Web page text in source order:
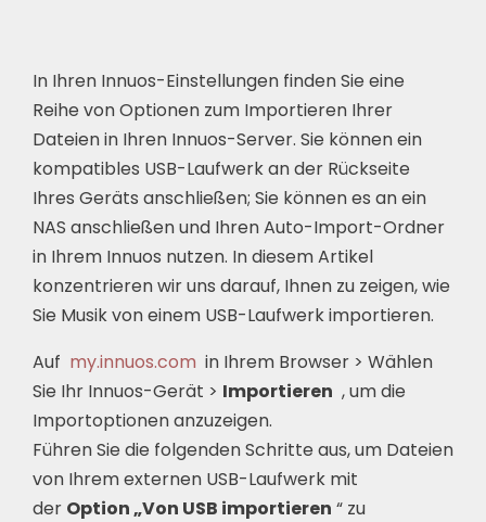
In Ihren Innuos-Einstellungen finden Sie eine
Reihe von Optionen zum Importieren Ihrer
Dateien in Ihren Innuos-Server. Sie können ein
kompatibles USB-Laufwerk an der Rückseite
Ihres Geräts anschließen; Sie können es an ein
NAS anschließen und Ihren Auto-Import-Ordner
in Ihrem Innuos nutzen. In diesem Artikel
konzentrieren wir uns darauf, Ihnen zu zeigen, wie
Sie Musik von einem USB-Laufwerk importieren.
Auf my.innuos.com in Ihrem Browser > Wählen
Sie Ihr Innuos-Gerät > Importieren , um die
Importoptionen anzuzeigen.
Führen Sie die folgenden Schritte aus, um Dateien
von Ihrem externen USB-Laufwerk mit
der Option „Von USB importieren “ zu